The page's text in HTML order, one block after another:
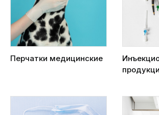
Перчатки медицинские